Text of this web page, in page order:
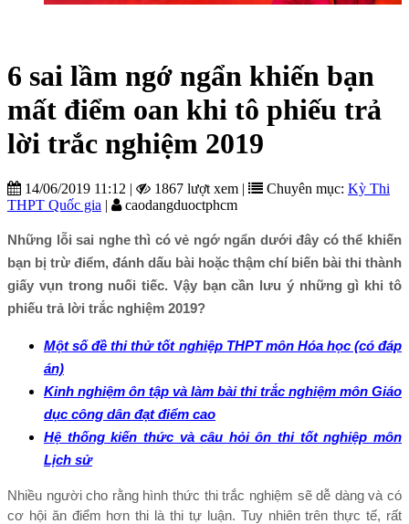
6 sai lầm ngớ ngẩn khiến bạn
mất điểm oan khi tô phiếu trả
lời trắc nghiệm 2019
14/06/2019 11:12 | 1867 lượt xem | Chuyên mục: Kỳ Thi
THPT Quốc gia | caodangduoctphcm
Những lỗi sai nghe thì có vẻ ngớ ngẩn dưới đây có thể khiến
bạn bị trừ điểm, đánh dấu bài hoặc thậm chí biến bài thi thành
giấy vụn trong nuối tiếc. Vậy bạn cần lưu ý những gì khi tô
phiếu trả lời trắc nghiệm 2019?
Một số đề thi thử tốt nghiệp THPT môn Hóa học (có đáp
án)
Kinh nghiệm ôn tập và làm bài thi trắc nghiệm môn Giáo
dục công dân đạt điểm cao
Hệ thống kiến thức và câu hỏi ôn thi tốt nghiệp môn
Lịch sử
Nhiều người cho rằng hình thức thi trắc nghiệm sẽ dễ dàng và có
cơ hội ăn điểm hơn thi là thi tự luận. Tuy nhiên trên thực tế, rất